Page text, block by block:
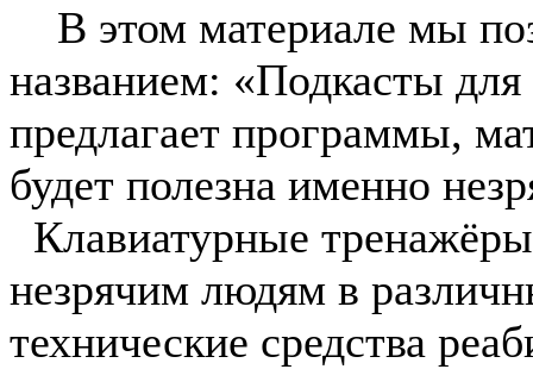
В этом материале мы
названием: «Подкасты
предлагает программы,
будет полезна именно
Клавиатурные
незрячим людям в
технические средства